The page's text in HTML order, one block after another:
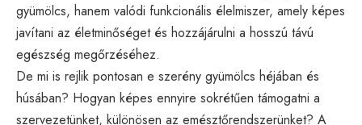
gyümölcs, hanem valódi funkcionális élelmiszer, amely képes
javítani az életminőséget és hozzájárulni a hosszú távú
egészség megőrzéséhez.
De mi is rejlik pontosan e szerény gyümölcs héjában és
húsában? Hogyan képes ennyire sokrétűen támogatni a
szervezetünket, különösen az emésztőrendszerünket? A